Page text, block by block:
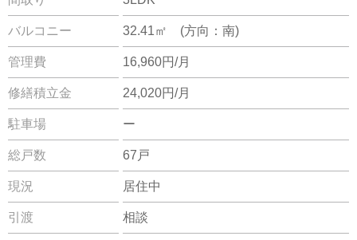
バルコニー 32.41㎡ (方向：南)
管理費 16,960円/月
修繕積立金 24,020円/月
駐車場 ー
総戸数 67戸
現況 居住中
引渡 相談